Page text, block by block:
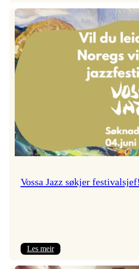
Vossa Jazz søkjer festivalsjef!
Les meir: